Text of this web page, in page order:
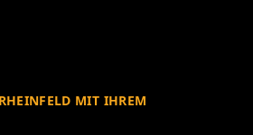
MIT IHREM